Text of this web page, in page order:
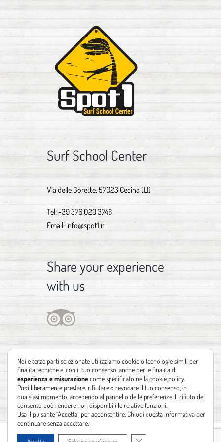
Surf School Center
Via delle Gorette, 57023 Cecina (LI)
Tel:+39 376 029 3746
Email: info@spot1.it
Share your experience
with us
Copyright 2012 - 2021 | Design byIdentità Creative| Powered by
Noi e terze parti selezionate utilizziamo cookie o tecnologie simili per
finalità tecniche e, con il tuo consenso, anche per le finalità di
esperienza e misurazionecome specificato nellacookie policy
Puoi liberamente prestare, rifiutare o revocare il tuo consenso, in
qualsiasi momento, accedendo al pannello delle preferenze. Il rifiuto del
consenso può rendere non disponibili le relative funzioni.
Usa il pulsante “Accetta” per acconsentire. Chiudi questa informativa per
continuare senza accettare.
Close GDPR Cookie Banner